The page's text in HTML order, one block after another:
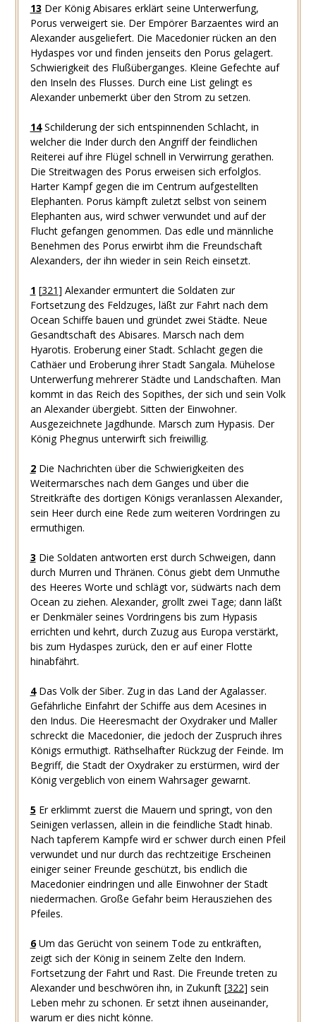
13 Der König Abisares erklärt seine Unterwerfung,
Porus verweigert sie. Der Empörer Barzaentes wird an
Alexander ausgeliefert. Die Macedonier rücken an den
Hydaspes vor und finden jenseits den Porus gelagert.
Schwierigkeit des Flußüberganges. Kleine Gefechte auf
den Inseln des Flusses. Durch eine List gelingt es
Alexander unbemerkt über den Strom zu setzen.
14Schilderung der sich entspinnenden Schlacht, in
welcher die Inder durch den Angriff der feindlichen
Reiterei auf ihre Flügel schnell in Verwirrung gerathen.
Die Streitwagen des Porus erweisen sich erfolglos.
Harter Kampf gegen die im Centrum aufgestellten
Elephanten. Porus kämpft zuletzt selbst von seinem
Elephanten aus, wird schwer verwundet und auf der
Flucht gefangen genommen. Das edle und männliche
Benehmen des Porus erwirbt ihm die Freundschaft
Alexanders, der ihn wieder in sein Reich einsetzt.
1 [321] Alexander ermuntert die Soldaten zur
Fortsetzung des Feldzuges, läßt zur Fahrt nach dem
Ocean Schiffe bauen und gründet zwei Städte. Neue
Gesandtschaft des Abisares. Marsch nach dem
Hyarotis. Eroberung einer Stadt. Schlacht gegen die
Cathäer und Eroberung ihrer Stadt Sangala. Mühelose
Unterwerfung mehrerer Städte und Landschaften. Man
kommt in das Reich des Sopithes, der sich und sein Volk
an Alexander übergiebt. Sitten der Einwohner.
Ausgezeichnete Jagdhunde. Marsch zum Hypasis. Der
König Phegnus unterwirft sich freiwillig.
2Die Nachrichten über die Schwierigkeiten des
Weitermarsches nach dem Ganges und über die
Streitkräfte des dortigen Königs veranlassen Alexander,
sein Heer durch eine Rede zum weiteren Vordringen zu
ermuthigen.
3 Die Soldaten antworten erst durch Schweigen, dann
durch Murren und Thränen. Cönus giebt dem Unmuthe
des Heeres Worte und schlägt vor, südwärts nach dem
Ocean zu ziehen. Alexander, grollt zwei Tage; dann läßt
er Denkmäler seines Vordringens bis zum Hypasis
errichten und kehrt, durch Zuzug aus Europa verstärkt,
bis zum Hydaspes zurück, den er auf einer Flotte
hinabfährt.
4Das Volk der Siber. Zug in das Land der Agalasser.
Gefährliche Einfahrt der Schiffe aus dem Acesines in
den Indus. Die Heeresmacht der Oxydraker und Maller
schreckt die Macedonier, die jedoch der Zuspruch ihres
Königs ermuthigt. Räthselhafter Rückzug der Feinde. Im
Begriff, die Stadt der Oxydraker zu erstürmen, wird der
König vergeblich von einem Wahrsager gewarnt.
5Er erklimmt zuerst die Mauern und springt, von den
Seinigen verlassen, allein in die feindliche Stadt hinab.
Nach tapferem Kampfe wird er schwer durch einen Pfeil
verwundet und nur durch das rechtzeitige Erscheinen
einiger seiner Freunde geschützt, bis endlich die
Macedonier eindringen und alle Einwohner der Stadt
niedermachen. Große Gefahr beim Herausziehen des
Pfeiles.
6Um das Gerücht von seinem Tode zu entkräften,
zeigt sich der König in seinem Zelte den Indern.
Fortsetzung der Fahrt und Rast. Die Freunde treten zu
Alexander und beschwören ihn, in Zukunft [322] sein
Leben mehr zu schonen. Er setzt ihnen auseinander,
warum er dies nicht könne.